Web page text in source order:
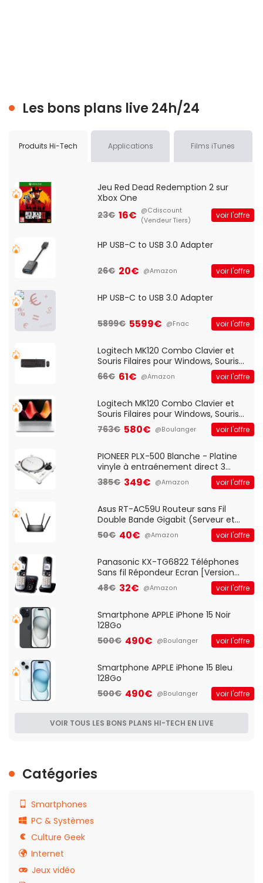
Les bons plans live 24h/24
Produits Hi-Tech Applications Films iTunes
Jeu Red Dead Redemption 2 sur
Xbox One
23€ 16€ @Cdiscount
(Vendeur Tiers)
voir l'offre
HP USB-C to USB 3.0 Adapter
26€ 20€ @Amazon voir l'offre
HP USB-C to USB 3.0 Adapter
5899€ 5599€ @Fnac voir l'offre
Logitech MK120 Combo Clavier et
Souris Filaires pour Windows, Souris
Optique Filaire, Connexion USB Plug
And Play, Confortable, Taille
QWERTY UK - Noir
66€ 61€ @Amazon voir l'offre
Logitech MK120 Combo Clavier et
Souris Filaires pour Windows, Souris
Optique Filaire, Connexion USB Plug
And Play, Confortable, Taille
QWERTY UK - Noir
763€ 580€ @Boulanger voir l'offre
PIONEER PLX-500 Blanche - Platine
vinyle à entraénement direct 3
vitesses (33-45-78 trs/min) avec
pre-ampli intégré et port USB
385€ 349€ @Amazon voir l'offre
Asus RT-AC59U Routeur sans Fil
Double Bande Gigabit (Serveur et
Client VPN, Triple Vlan, Mode Point
d'accès et Bridge, contrôle Parental,
50€ 40€ @Amazon voir l'offre
Panasonic KX-TG6822 Téléphones
Sans fil Répondeur Ecran [Version
Française]
48€ 32€ @Amazon voir l'offre
Smartphone APPLE iPhone 15 Noir
128Go
500€ 490€ @Boulanger voir l'offre
Smartphone APPLE iPhone 15 Bleu
128Go
500€ 490€ @Boulanger voir l'offre
VOIR TOUS LES BONS PLANS HI-TECH EN LIVE
Catégories
Smartphones
PC & Systèmes
Culture Geek
Internet
Jeux vidéo